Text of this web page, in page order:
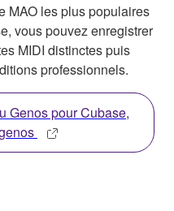
MAO les plus populaires
vous pouvez enregistrer
MIDI distinctes puis
professionnels.
Genos pour Cubase,